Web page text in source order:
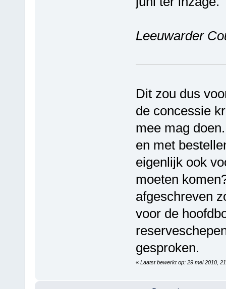
Leeuwarder
Dit zou dus
de concessie
mee mag
en met
eigenlijk ook
moeten
afgeschreven
voor de
gesproken.
« Laatst bewerkt op: 29 mei 2010,